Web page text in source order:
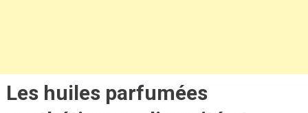
Les huiles parfumées